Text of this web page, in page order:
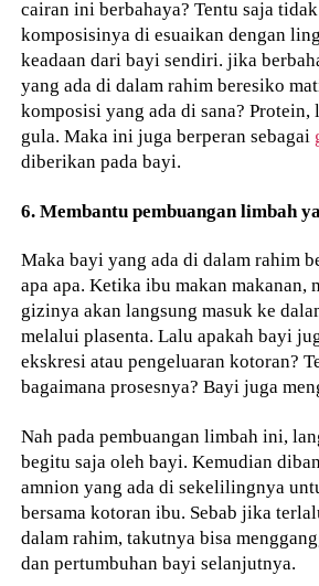
cairan ini berbahaya? Tentu saja
komposisinya di esuaikan dengan
keadaan dari bayi sendiri. jika
yang ada di dalam rahim beresiko
komposisi yang ada di sana? Protein,
gula. Maka ini juga berperan sebagai
diberikan pada bayi.
6. Membantu pembuangan limbah
Maka bayi yang ada di dalam rahim
apa apa. Ketika ibu makan makanan,
gizinya akan langsung masuk ke
melalui plasenta. Lalu apakah bayi
ekskresi atau pengeluaran kotoran?
bagaimana prosesnya? Bayi juga
Nah pada pembuangan limbah ini,
begitu saja oleh bayi. Kemudian
amnion yang ada di sekelilingnya
bersama kotoran ibu. Sebab jika
dalam rahim, takutnya bisa
dan pertumbuhan bayi selanjutnya.